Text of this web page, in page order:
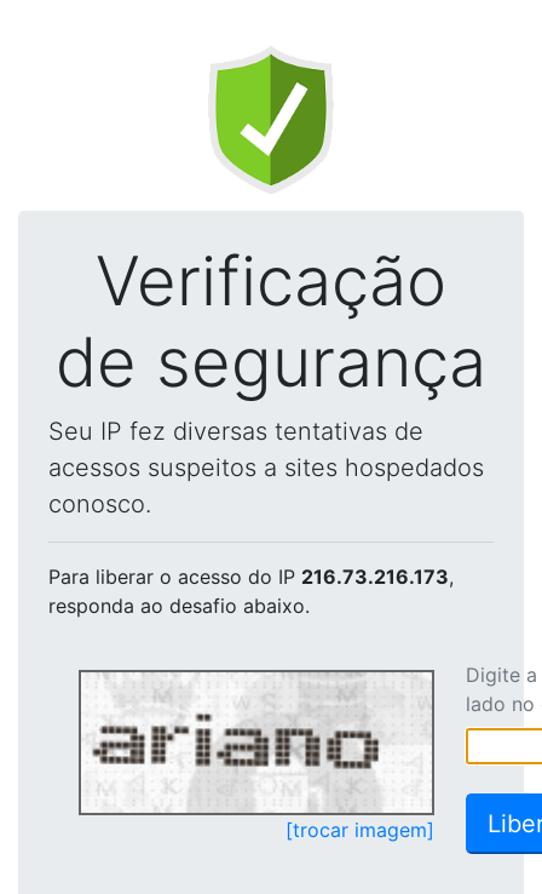
Verificação
de segurança
Seu IP fez diversas tentativas de
acessos suspeitos a sites hospedados
conosco.
Para liberar o acesso do IP 216.73.216.173,
responda ao desafio abaixo.
[trocar imagem]
Digite
lado no